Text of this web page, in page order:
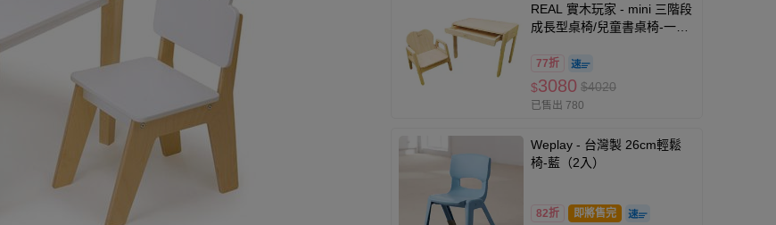
REAL 實木玩家 - mini 三階段
成長型桌椅/兒童書桌椅-一桌
77折
$3080 $4020
已售出 780
Weplay - 台灣製 26cm輕鬆
椅-藍（2入）
82折 即將售完